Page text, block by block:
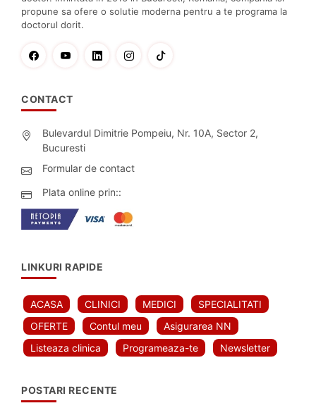
propune sa ofere o solutie moderna pentru a te programa la
doctorul dorit.
CONTACT
Bulevardul Dimitrie Pompeiu, Nr. 10A, Sector 2,
Bucuresti
Formular de contact
Plata online prin::
LINKURI RAPIDE
ACASA CLINICI MEDICI
SPECIALITATI
OFERTE
Contul meu
Asigurarea NN
Listeaza clinica
Programeaza-te Newsletter
POSTARI RECENTE